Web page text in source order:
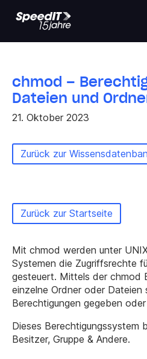
chmod –
Dateien und
21. Oktober 2023
Zurück zur
Zurück zur Startseite
Mit chmod werden unter
Systemen die Zugriffsrechte
gesteuert. Mittels der chmod
einzelne Ordner oder Dateien
Berechtigungen gegeben
Dieses Berechtigungssystem
Besitzer, Gruppe & Andere.